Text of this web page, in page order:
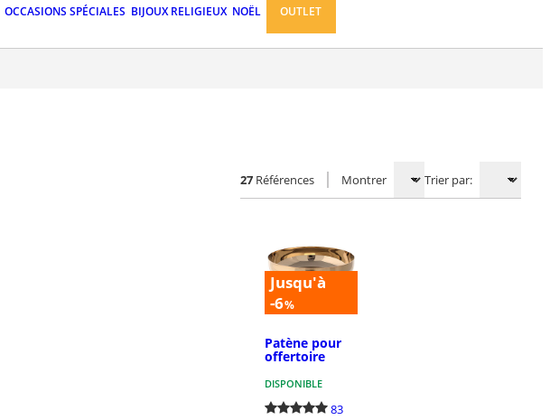
OCCASIONS SPÉCIALES BIJOUX RELIGIEUX NOËL OUTLET
27 Références Montrer Trier par:
Jusqu'à
-6%
Patène pour
offertoire
DISPONIBLE
83